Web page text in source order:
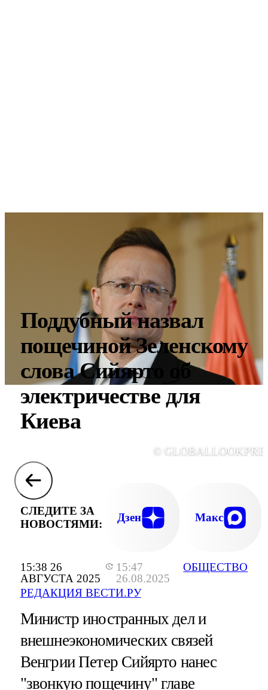
15:38 26
АВГУСТА 2025
15:47
26.08.2025
РЕДАКЦИЯ ВЕСТИ.РУ
ОБЩЕСТВО
Поддубный назвал
пощечиной Зеленскому
слова Сийярто об
электричестве для
Киева
©
СЛЕДИТЕ ЗА
НОВОСТЯМИ:
Дзен Макс
Министр иностранных дел и
внешнеэкономических связей
Венгрии Петер Сийярто нанес
"звонкую пощечину" главе